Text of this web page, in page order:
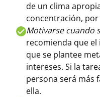
de un clima
concentración,
Motivarse cuando
recomienda que
que se plantee
intereses. Si la
persona será más
ella.